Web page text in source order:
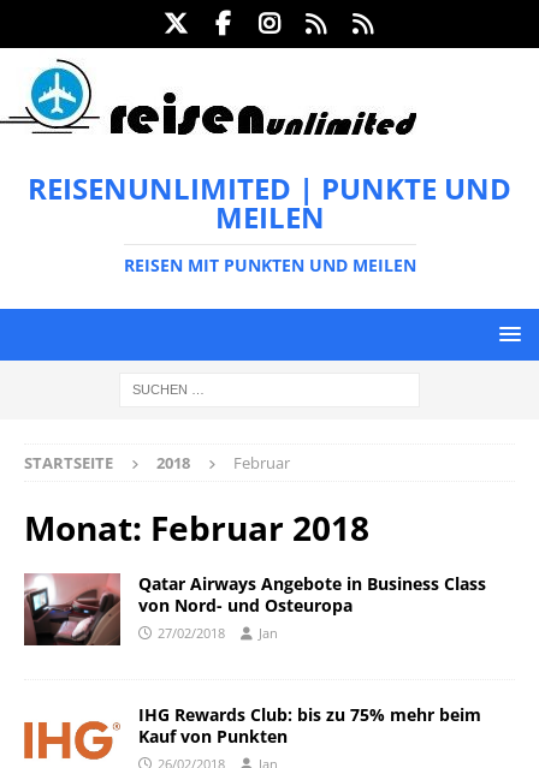
REISENUNLIMITED | PUNKTE UND
MEILEN
REISEN MIT PUNKTEN UND MEILEN
STARTSEITE 2018 Februar
Monat: Februar 2018
Qatar Airways Angebote in Business Class
von Nord- und Osteuropa
27/02/2018 Jan
IHG Rewards Club: bis zu 75% mehr beim
Kauf von Punkten
26/02/2018 Jan